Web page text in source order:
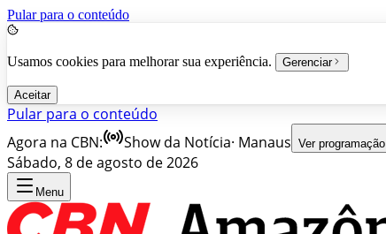
Pular para o conteúdo
Usamos cookies para melhorar sua experiência. Gerenciar
Aceitar
Pular para o conteúdo
Agora na CBN:
Show da Notícia· Manaus Ver programação
Sábado, 8 de agosto de 2026
Menu